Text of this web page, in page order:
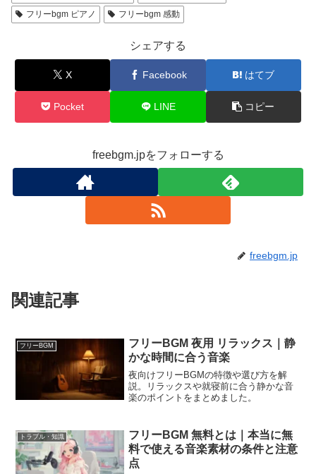
フリーbgm ピアノ
フリーbgm 感動
シェアする
X Facebook はてブ
Pocket LINE コピー
freebgm.jpをフォローする
freebgm.jp
関連記事
フリーBGM
フリーBGM 夜用 リラックス｜静
かな時間に合う音楽
夜向けフリーBGMの特徴や選び方を解
説。リラックスや就寝前に合う静かな音
楽のポイントをまとめました。
トラブル・知識
フリーBGM 無料とは｜本当に無
料で使える音楽素材の条件と注意
点